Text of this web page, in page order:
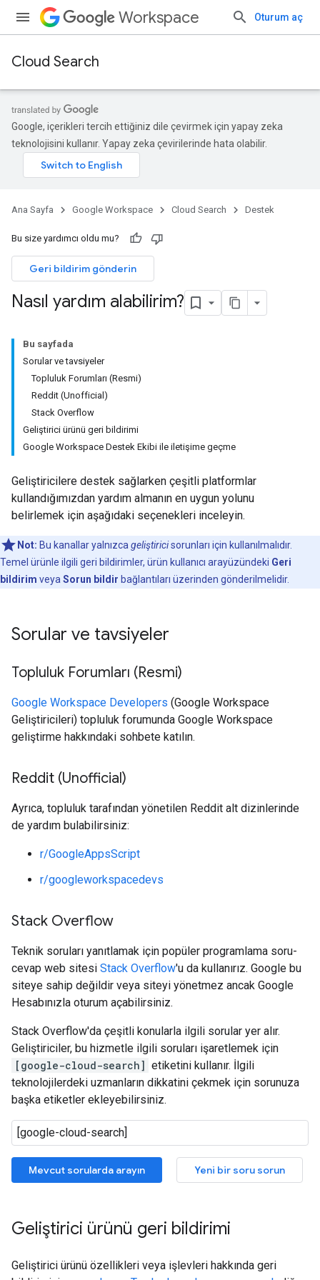
Workspace Oturum aç
Cloud Search
Google, içerikleri tercih ettiğiniz dile çevirmek için yapay zeka
teknolojisini kullanır. Yapay zeka çevirilerinde hata olabilir.
Ana Sayfa Google Workspace Cloud Search Destek
Bu size yardımcı oldu mu?
Geri bildirim gönderin
Nasıl yardım alabilirim?
Bu sayfada
Sorular ve tavsiyeler
Topluluk Forumları (Resmi)
Reddit (Unofficial)
Stack Overflow
Geliştirici ürünü geri bildirimi
Google Workspace Destek Ekibi ile iletişime geçme
Geliştiricilere destek sağlarken çeşitli platformlar
kullandığımızdan yardım almanın en uygun yolunu
belirlemek için aşağıdaki seçenekleri inceleyin.
Not: Bu kanallar yalnızca geliştiricisorunları için kullanılmalıdır.
Temel ürünle ilgili geri bildirimler, ürün kullanıcı arayüzündeki Geri
bildirim veya Sorun bildir bağlantıları üzerinden gönderilmelidir.
Sorular ve tavsiyeler
Topluluk Forumları (Resmi)
Google Workspace Developers (Google Workspace
Geliştiricileri) topluluk forumunda Google Workspace
geliştirme hakkındaki sohbete katılın.
Reddit (Unofficial)
Ayrıca, topluluk tarafından yönetilen Reddit alt dizinlerinde
de yardım bulabilirsiniz:
r/GoogleAppsScript
r/googleworkspacedevs
Stack Overflow
Teknik soruları yanıtlamak için popüler programlama soru-
cevap web sitesi Stack Overflow'u da kullanırız. Google bu
siteye sahip değildir veya siteyi yönetmez ancak Google
Hesabınızla oturum açabilirsiniz.
Stack Overflow'da çeşitli konularla ilgili sorular yer alır.
Geliştiriciler, bu hizmetle ilgili soruları işaretlemek için
[google-cloud-search] etiketini kullanır. İlgili
teknolojilerdeki uzmanların dikkatini çekmek için sorunuza
başka etiketler ekleyebilirsiniz.
Mevcut sorularda arayın Yeni bir soru sorun
Geliştirici ürünü geri bildirimi
Geliştirici ürünü özellikleri veya işlevleri hakkında geri